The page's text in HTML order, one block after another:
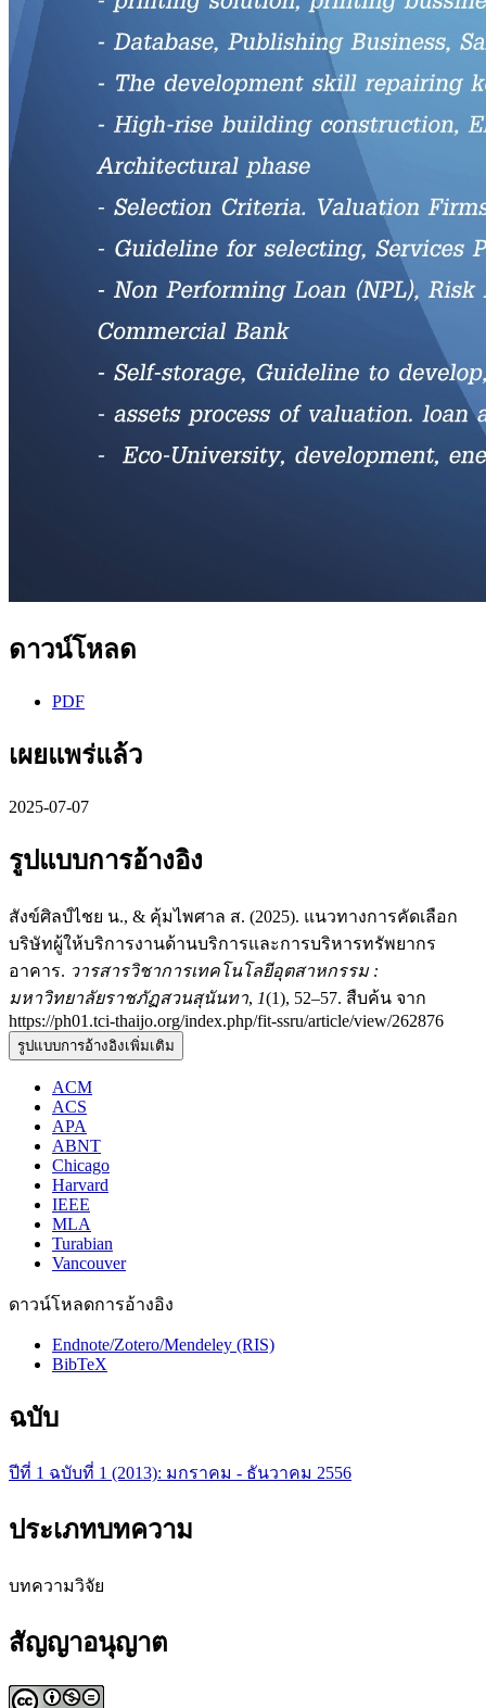
ดาวน์โหลด
PDF
เผยแพร่แล้ว
2025-07-07
รูปแบบการอ้างอิง
สังข์ศิลป์ไชย น., & คุ้มไพศาล ส. (2025). แนวทางการคัดเลือก
บริษัทผู้ให้บริการงานด้านบริการและการบริหารทรัพยากร
อาคาร. วารสารวิชาการเทคโนโลยีอุตสาหกรรม :
มหาวิทยาลัยราชภัฏสวนสุนันทา, 1(1), 52–57. สืบค้น จาก
https://ph01.tci-thaijo.org/index.php/fit-ssru/article/view/262876
รูปแบบการอ้างอิงเพิ่มเติม
ACM
ACS
APA
ABNT
Chicago
Harvard
IEEE
MLA
Turabian
Vancouver
ดาวน์โหลดการอ้างอิง
Endnote/Zotero/Mendeley (RIS)
BibTeX
ฉบับ
ปีที่ 1 ฉบับที่ 1 (2013): มกราคม - ธันวาคม 2556
ประเภทบทความ
บทความวิจัย
สัญญาอนุญาต